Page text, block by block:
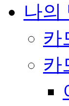
나의
카
카